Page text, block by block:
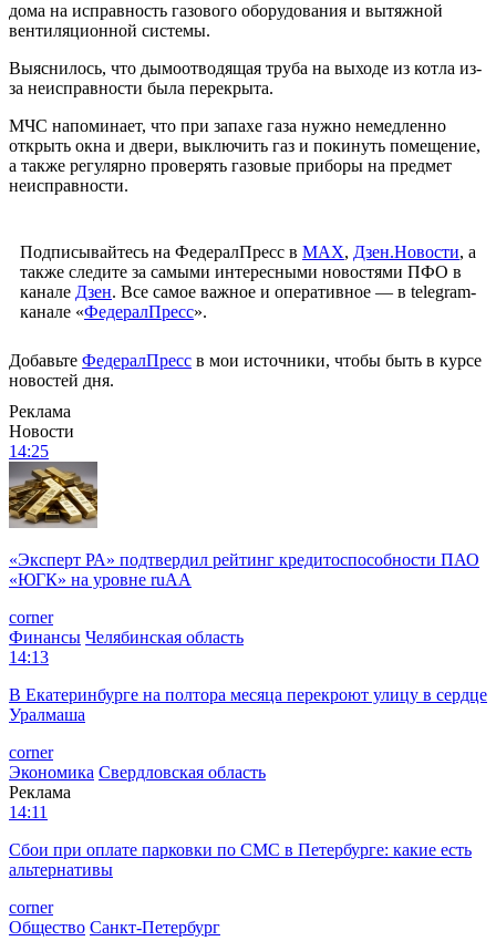
дома на исправность газового оборудования и вытяжной
вентиляционной системы.
Выяснилось, что дымоотводящая труба на выходе из котла из-
за неисправности была перекрыта.
МЧС напоминает, что при запахе газа нужно немедленно
открыть окна и двери, выключить газ и покинуть помещение,
а также регулярно проверять газовые приборы на предмет
неисправности.
Подписывайтесь на ФедералПресс в МАХ, Дзен.Новости, а
также следите за самыми интересными новостями ПФО в
канале Дзен. Все самое важное и оперативное — в telegram-
канале «ФедералПресс».
Добавьте ФедералПресс в мои источники, чтобы быть в курсе
новостей дня.
Реклама
Новости
14:25
«Эксперт РА» подтвердил рейтинг кредитоспособности ПАО
«ЮГК» на уровне ruAА
corner
Финансы Челябинская область
14:13
В Екатеринбурге на полтора месяца перекроют улицу в сердце
Уралмаша
corner
Экономика Свердловская область
Реклама
14:11
Сбои при оплате парковки по СМС в Петербурге: какие есть
альтернативы
corner
Общество Санкт-Петербург